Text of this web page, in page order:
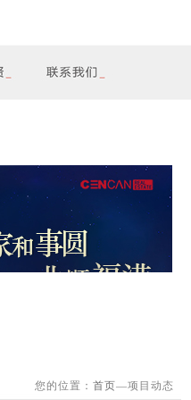
您的位置： 首页—项目动态